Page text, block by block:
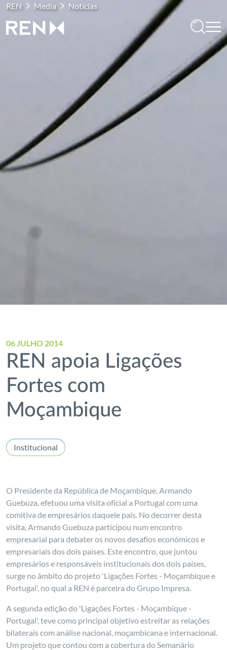
REN Media Notícias
06 JULHO 2014
REN apoia Ligações
Fortes com
Moçambique
Institucional
O Presidente da República de Moçambique, Armando
Guebuza, efetuou uma visita oficial a Portugal com uma
comitiva de empresários daquele país. No decorrer desta
visita, Armando Guebuza participou num encontro
empresarial para debater os novos desafios económicos e
empresariais dos dois países. Este encontro, que juntou
empresários e responsáveis institucionais dos dois países,
surge no âmbito do projeto 'Ligações Fortes - Moçambique e
Portugal', no qual a REN é parceira do Grupo Impresa.
A segunda edição do 'Ligações Fortes - Moçambique -
Portugal', teve como principal objetivo estreitar as relações
bilaterais com análise nacional, moçambicana e internacional.
Um projeto que contou com a cobertura do Semanário